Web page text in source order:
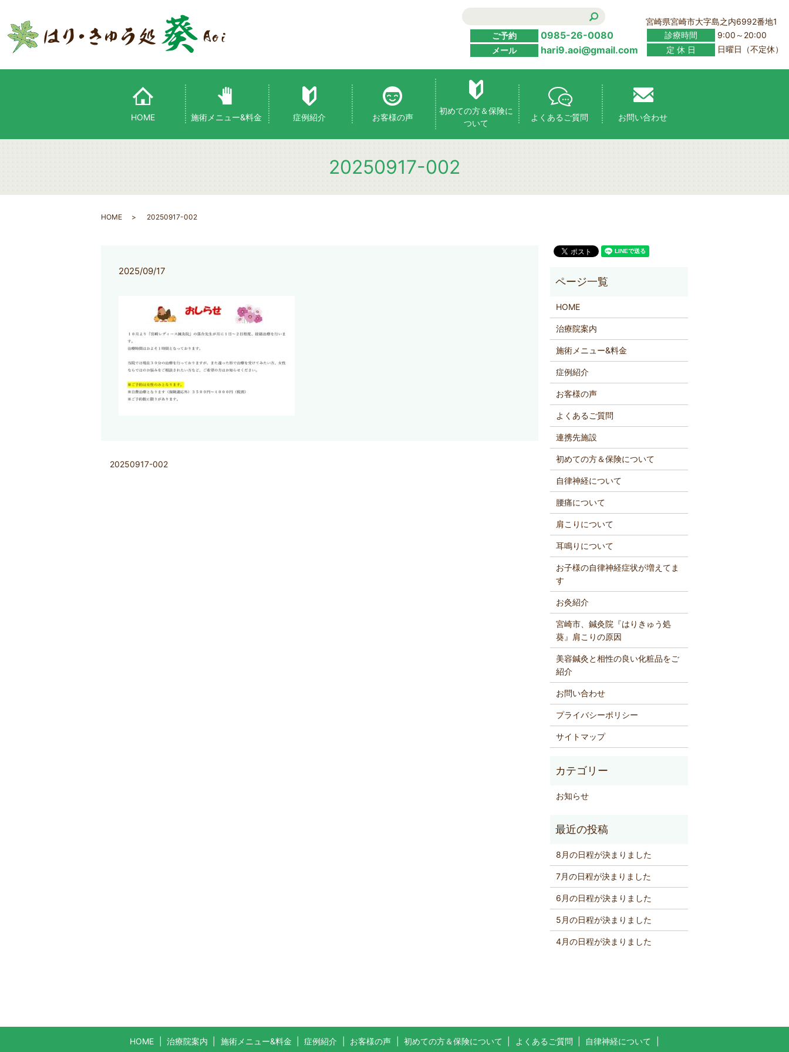
HOME 施術メニュー&料金 症例紹介 お客様の声
初めての方＆保険に
ついて
よくあるご質問 お問い合わせ
ご予約 0985-26-0080
メール hari9.aoi@gmail.com
宮崎県宮崎市大字島之内6992番地1
診療時間
9:00～20:00
定 休 日
日曜日（不定休）
20250917-002
HOME 20250917-002
2025/09/17
20250917-002
HOME
治療院案内
施術メニュー&料金
症例紹介
お客様の声
よくあるご質問
連携先施設
初めての方＆保険について
自律神経について
腰痛について
肩こりについて
耳鳴りについて
お子様の自律神経症状が増えてま
す
お灸紹介
宮崎市、鍼灸院『はりきゅう処
葵』肩こりの原因
美容鍼灸と相性の良い化粧品をご
紹介
お問い合わせ
プライバシーポリシー
サイトマップ
お知らせ
8月の日程が決まりました
7月の日程が決まりました
6月の日程が決まりました
5月の日程が決まりました
4月の日程が決まりました
HOME 治療院案内 施術メニュー&料金 症例紹介 お客様の声 初めての方＆保険について よくあるご質問 自律神経について